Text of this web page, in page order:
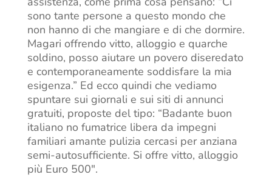
sono tante persone a questo mondo che
non hanno di che mangiare e di che dormire.
Magari offrendo vitto, alloggio e quarche
soldino, posso aiutare un povero diseredato
e contemporaneamente soddisfare la mia
esigenza.” Ed ecco quindi che vediamo
spuntare sui giornali e sui siti di annunci
gratuiti, proposte del tipo: “Badante buon
italiano no fumatrice libera da impegni
familiari amante pulizia cercasi per anziana
semi-autosufficiente. Si offre vitto, alloggio
più Euro 500″.